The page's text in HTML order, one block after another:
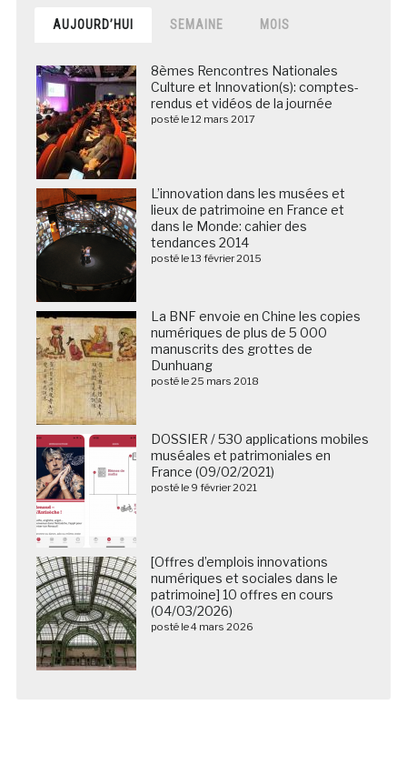
AUJOURD’HUI SEMAINE MOIS
8èmes Rencontres Nationales
Culture et Innovation(s): comptes-
rendus et vidéos de la journée
posté le 12 mars 2017
L’innovation dans les musées et
lieux de patrimoine en France et
dans le Monde: cahier des
tendances 2014
posté le 13 février 2015
La BNF envoie en Chine les copies
numériques de plus de 5 000
manuscrits des grottes de
Dunhuang
posté le 25 mars 2018
DOSSIER / 530 applications mobiles
muséales et patrimoniales en
France (09/02/2021)
posté le 9 février 2021
[Offres d’emplois innovations
numériques et sociales dans le
patrimoine] 10 offres en cours
(04/03/2026)
posté le 4 mars 2026